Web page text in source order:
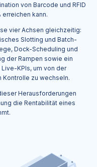
von Barcode und RFID
erreichen kann.
vier Achsen gleichzeitig:
Slotting und Batch-
Dock-Scheduling und
der Rampen sowie ein
KPIs, um von der
Kontrolle zu wechseln.
Herausforderungen
die Rentabilität eines